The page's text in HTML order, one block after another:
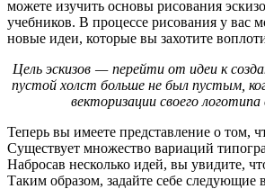
можете изучить основы рисования
учебников. В процессе рисования у вас
новые идеи, которые вы захотите
Цель эскизов — перейти от идеи к
пустой холст больше не был пустым,
векторизации своего
Теперь вы имеете представление о том,
Существует множество вариаций
Набросав несколько идей, вы увидите,
Таким образом, задайте себе следующие